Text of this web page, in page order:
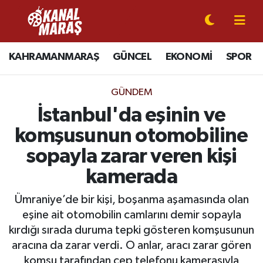
KAHRAMANMARAŞ GÜNCEL EKONOMİ SPOR
GÜNDEM
İstanbul'da eşinin ve
komşusunun otomobiline
sopayla zarar veren kişi
kamerada
Ümraniye’de bir kişi, boşanma aşamasında olan
eşine ait otomobilin camlarını demir sopayla
kırdığı sırada duruma tepki gösteren komşusunun
aracına da zarar verdi. O anlar, aracı zarar gören
komşu tarafından cep telefonu kamerasıyla
CANLI YAYIN
KAHRAMANMARAŞ
GÜNCEL
SPOR
SİYASET
EKONOMİ
GÜNDEM
Kahramanmaraş Nöbetçi Eczaneler
Kahramanmaraş Hava Durumu
Kahramanmaraş Namaz Vakitleri
Kahramanmaraş Trafik Yoğunluk Haritası
Süper Lig Puan Durumu ve Fikstür
Tüm Manşetler
Son Dakika Haberleri
Haber Arşivi